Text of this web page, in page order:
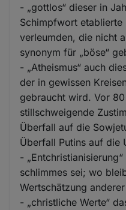
- „gottlos“ dieser in
Schimpfwort
verleumden, die nicht
synonym für „böse“
- „Atheismus“ auch
der in gewissen
gebraucht wird. Vor
stillschweigende
Überfall auf die
Überfall Putins auf die
-
schlimmes sei; wo
Wertschätzung
- „christliche Werte“